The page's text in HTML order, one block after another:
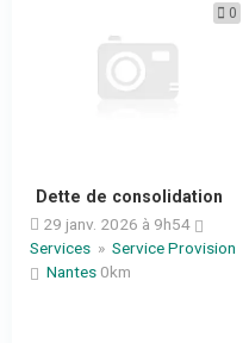
0
Dette de consolidation
29 janv. 2026 à 9h54
Services » Service Provision
Nantes 0km